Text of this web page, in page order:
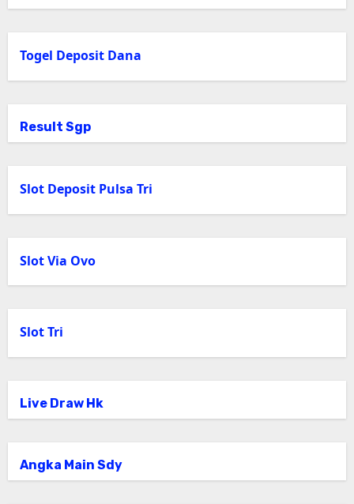
Togel Deposit Dana
Result Sgp
Slot Deposit Pulsa Tri
Slot Via Ovo
Slot Tri
Live Draw Hk
Angka Main Sdy